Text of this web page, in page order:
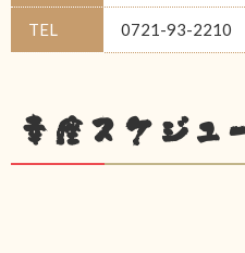
TEL 0721-93-2210
幸座スケジュ